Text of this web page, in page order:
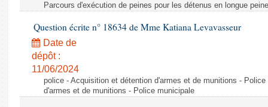
Parcours d'exécution de peines pour les détenus en longue peine
Question écrite n° 18634 de Mme Katiana Levavasseur
Date de
dépôt :
11/06/2024
police - Acquisition et détention d'armes et de munitions -
d'armes et de munitions - Police municipale